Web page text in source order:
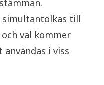
till
val kommer
i viss